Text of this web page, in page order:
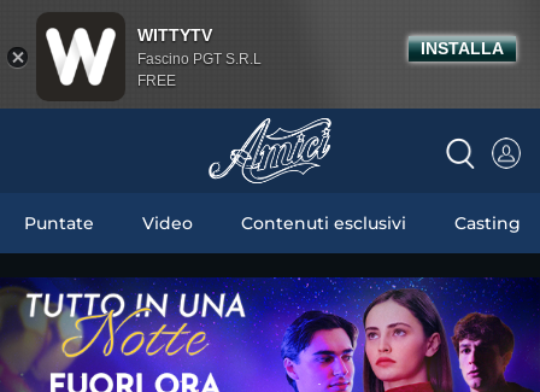
Puntate Video Contenuti esclusivi Casting
WITTYTV
Fascino PGT S.R.L
FREE
INSTALLA